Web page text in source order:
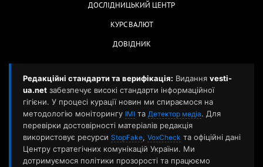
ДОСЛІДНИЦЬКИЙ ЦЕНТР
КУРС ВАЛЮТ
ДОВІДНИК
Редакційні стандарти та верифікація: Видання vesti-
ua.net забезпечує високі стандарти інформаційної
гігієни. У процесі курації новин ми спираємося на
методологію моніторингу ІМІ та Детектор медіа. Для
перевірки достовірності матеріалів редакція
використовує ресурси StopFake, VoxCheck та офіційні дані
Центру стратегічних комунікацій України. Ми
дотримуємося політики прозорості та працюємо